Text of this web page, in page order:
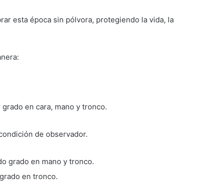
esta época sin pólvora, protegiendo la vida, la
en cara, mano y tronco.
de observador.
grado en mano y tronco.
en tronco.